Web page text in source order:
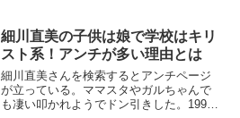
細川直美の子供は娘で学校はキリ
スト系！アンチが多い理由とは
細川直美さんを検索するとアンチページ
が立っている。ママスタやガルちゃんで
も凄い叩かれようでドン引きした。1998